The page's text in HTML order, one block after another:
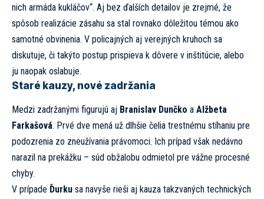
nich armáda kukláčov“. Aj bez ďalších detailov je zrejmé, že
spôsob realizácie zásahu sa stal rovnako dôležitou témou ako
samotné obvinenia. V policajných aj verejných kruhoch sa
diskutuje, či takýto postup prispieva k dôvere v inštitúcie, alebo
ju naopak oslabuje.
Staré kauzy, nové zadržania
Medzi zadržanými figurujú aj Branislav Dunčko a Alžbeta
Farkašová. Prvé dve mená už dlhšie čelia trestnému stíhaniu pre
podozrenia zo zneužívania právomoci. Ich prípad však nedávno
narazil na prekážku – súd obžalobu odmietol pre vážne procesné
chyby.
V prípade Ďurku sa navyše rieši aj kauza takzvaných technických